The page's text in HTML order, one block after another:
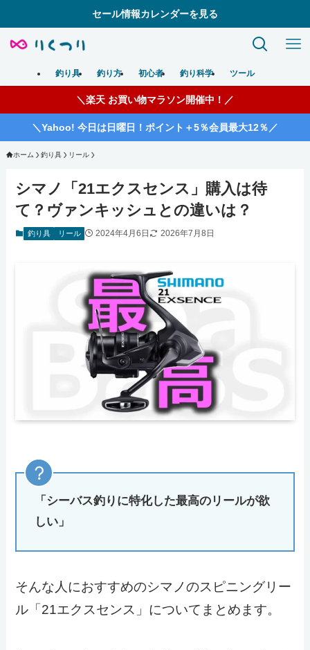
セール情報カレンダーを見る
釣り具 釣り方 初心者 釣り科学 ツール
＼楽天 お買い物マラソン開催中！／
＼Yahoo! 今日は日曜日！ポイント＋5％会員最大12％／
ホーム 釣り具 リール
シマノ「21エクスセンス」購入は待
て？ヴァンキッシュとの違いは？
釣り具 リール 2024年4月6日 2026年7月8日
「シーバス釣りに特化した最高のリールが欲
しい」
そんな人におすすめのシマノのスピニングリー
ル「21エクスセンス」についてまとめます。